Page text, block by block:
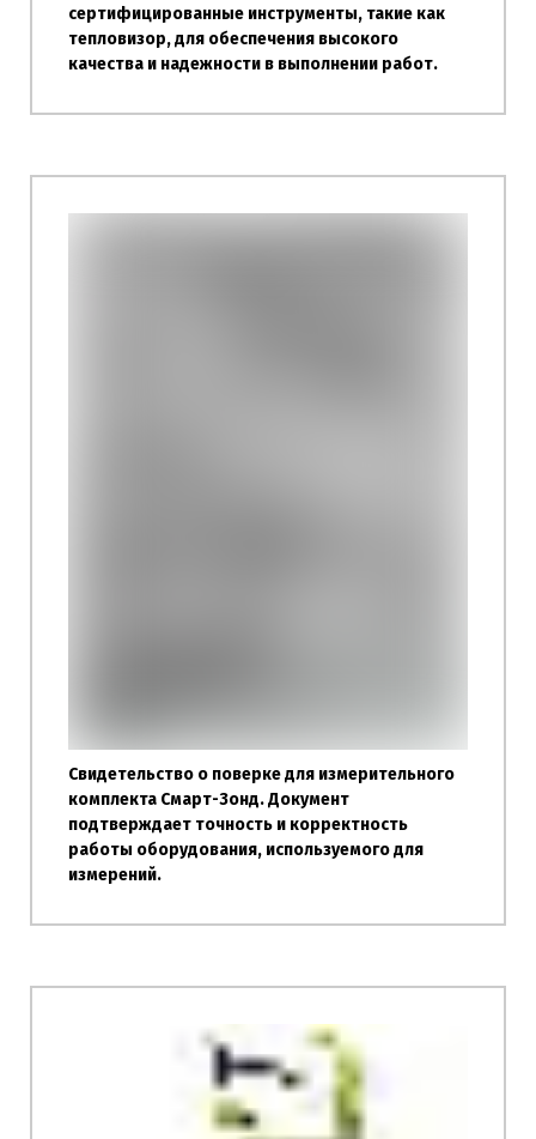
сертифицированные инструменты, такие как
тепловизор, для обеспечения высокого
качества и надежности в выполнении работ.
Свидетельство о поверке для измерительного
комплекта Смарт-Зонд. Документ
подтверждает точность и корректность
работы оборудования, используемого для
измерений.